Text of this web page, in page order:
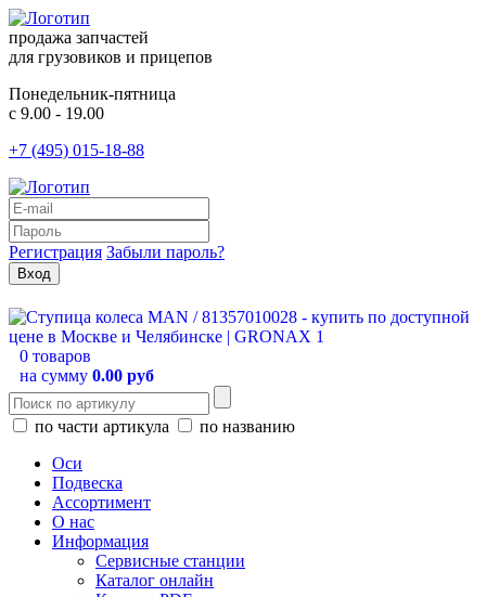
продажа запчастей
для грузовиков и прицепов
Понедельник-пятница
с 9.00 - 19.00
+7 (495) 015-18-88
Регистрация Забыли пароль?
0 товаров
на сумму 0.00 руб
по части артикула
по названию
Оси
Подвеска
Ассортимент
О нас
Информация
Сервисные станции
Каталог онлайн